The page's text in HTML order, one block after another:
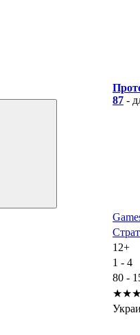
87 -
12+
1 - 4
80 -